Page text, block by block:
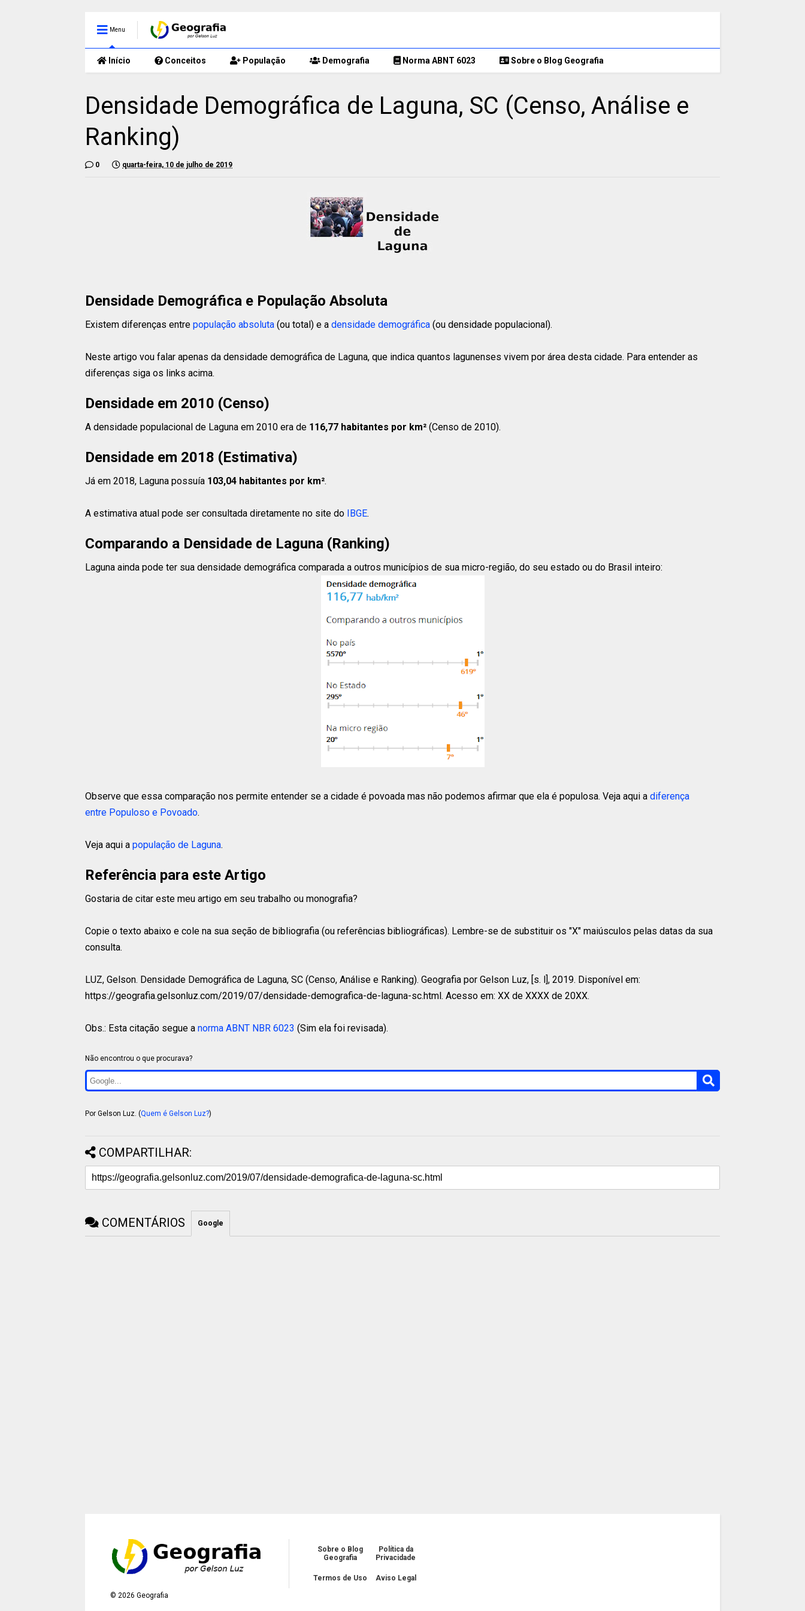
Menu
Início Conceitos População Demografia Norma ABNT 6023 Sobre o Blog Geografia
Densidade Demográfica de Laguna, SC (Censo, Análise e
Ranking)
0 quarta-feira, 10 de julho de 2019
Densidade Demográfica e População Absoluta
Existem diferenças entre população absoluta (ou total) e a densidade demográfica (ou densidade populacional).
Neste artigo vou falar apenas da densidade demográfica de Laguna, que indica quantos lagunenses vivem por área desta cidade. Para entender as
diferenças siga os links acima.
Densidade em 2010 (Censo)
A densidade populacional de Laguna em 2010 era de 116,77 habitantes por km² (Censo de 2010).
Densidade em 2018 (Estimativa)
Já em 2018, Laguna possuía 103,04 habitantes por km².
A estimativa atual pode ser consultada diretamente no site do IBGE.
Comparando a Densidade de Laguna (Ranking)
Laguna ainda pode ter sua densidade demográfica comparada a outros municípios de sua micro-região, do seu estado ou do Brasil inteiro:
Observe que essa comparação nos permite entender se a cidade é povoada mas não podemos afirmar que ela é populosa. Veja aqui a diferença
entre Populoso e Povoado.
Veja aqui a população de Laguna.
Referência para este Artigo
Gostaria de citar este meu artigo em seu trabalho ou monografia?
Copie o texto abaixo e cole na sua seção de bibliografia (ou referências bibliográficas). Lembre-se de substituir os "X" maiúsculos pelas datas da sua
consulta.
LUZ, Gelson. Densidade Demográfica de Laguna, SC (Censo, Análise e Ranking). Geografia por Gelson Luz, [s. l], 2019. Disponível em:
https://geografia.gelsonluz.com/2019/07/densidade-demografica-de-laguna-sc.html. Acesso em: XX de XXXX de 20XX.
Obs.: Esta citação segue a norma ABNT NBR 6023 (Sim ela foi revisada).
Não encontrou o que procurava?
Por Gelson Luz. (Quem é Gelson Luz?)
COMPARTILHAR:
COMENTÁRIOS Google
©2026 Geografia
Sobre o Blog
Geografia
Política da
Privacidade
Termos de Uso Aviso Legal